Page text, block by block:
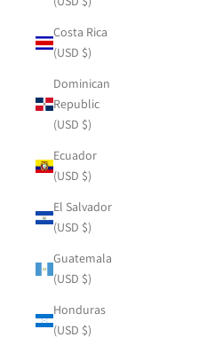
Costa Rica
(USD $)
Dominican
Republic
(USD $)
Ecuador
(USD $)
El Salvador
(USD $)
Guatemala
(USD $)
Honduras
(USD $)